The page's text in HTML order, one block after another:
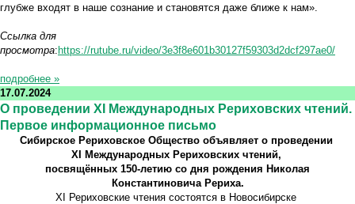
глубже входят в наше сознание и становятся даже ближе к нам».
Ссылка для
просмотра: https://rutube.ru/video/3e3f8e601b30127f59303d2dcf297ae0/
подробнее »
17.07.2024
О проведении XI Международных Рериховских чтений.
Первое информационное письмо
Сибирское Рериховское Общество объявляет о проведении
XI Международных Рериховских чтений,
посвящённых 150-летию со дня рождения Николая
Константиновича Рериха.
XI Рериховские чтения состоятся в Новосибирске